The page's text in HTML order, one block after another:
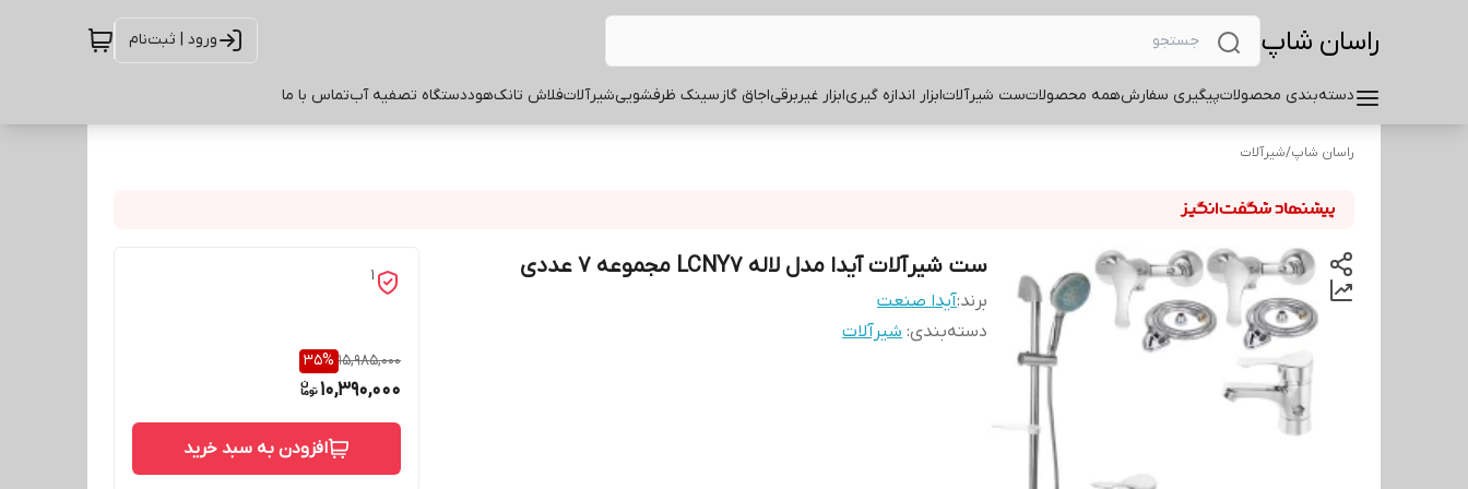
راسان شاپ ورود | ثبت‌نام
دسته‌بندی محصولاتپیگیری سفارشهمه محصولاتست شیرآلاتابزار اندازه گیریابزار غیربرقیاجاق گازسینک ظرفشوییشیرآلاتفلاش تانکهوددستگاه تصفیه آبتماس با ما
راسان شاپ/شیرآلات
ست شیرآلات آیدا مدل لاله LCNY7 مجموعه 7 عددی
برند:آیدا صنعت
دسته‌بندی: شیرآلات
1
15,985,000
35%
10,390,000
افزودن به سبد خرید